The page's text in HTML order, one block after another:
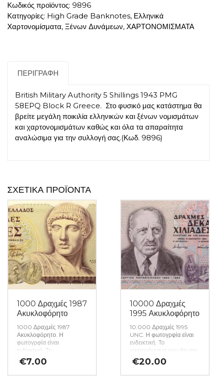
Shillings
1943
PMG
Greece
Κωδικός προϊόντος: 9896
Κατηγορίες: High Grade Banknotes, Ελληνικά
Χαρτονομίσματα, Ξένων Δυνάμεων, ΧΑΡΤΟΝΟΜΙΣΜΑΤΑ
ΠΕΡΙΓΡΑΦΉ
British Military Authority 5 Shillings 1943 PMG
58EPQ Block R Greece. Στο φυσικό μας κατάστημα θα
βρείτε μεγάλη ποικιλία ελληνικών και ξένων νομισμάτων
και χαρτονομισμάτων καθώς και όλα τα απαραίτητα
αναλώσιμα για την συλλογή σας.(Κωδ. 9896)
ΣΧΕΤΙΚΆ ΠΡΟΪΌΝΤΑ
1000 Δραχμές 1987
Ακυκλοφόρητο
1000 Δραχμές 1987
Ακυκλοφόρητο. Η
φωτογρφία είναι
ενδεικτική. Το
χαρτονόμισμα που θα σας
αποσταλεί θα είναι σε
€7.00
10000 Δραχμές
1995 Ακυκλοφόρητο
10.000 Δραχμές 1995
UNC. Η φωτογρφία είναι
ενδεικτική. Το
χαρτονόμισμα που θα σας
αποσταλεί θα είναι σε
ακυκλοφόρητη κατάσταση
€20.00